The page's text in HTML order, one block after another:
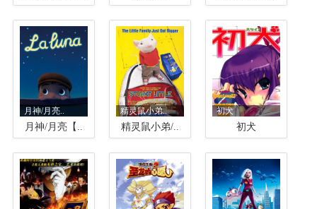
月神/月亮..
月神/月亮【..
精灵鼠小弟..
精灵鼠小弟/..
初犬
初犬